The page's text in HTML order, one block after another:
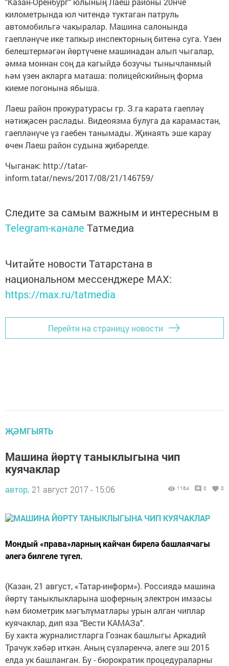
километрында юл читендә туктаган патруль
автомобильгә чакыралар. Машина салонында
гаепләнүче ике тапкыр инспекторның битенә суга. Үзен
белештермәгән йөртүчене машинадан алып чыгалар,
әмма моннан соң да кагыйдә бозучы тынычланмый
һәм үзен акларга маташа: полицейскийның форма
киеме погонына ябыша.
Лаеш район прокуратурасы гр. З.га карата гаепләү
нәтиҗәсен раслады. Видеоязма булуга да карамастан,
гаепләнүче үз гаебен танымады. Җинаять эше карау
өчен Лаеш район судына җибәрелде.
Чыганак: http://tatar-
inform.tatar/news/2017/08/21/146759/
Следите за самым важным и интересным в
Telegram-канале Татмедиа
Читайте новости Татарстана в
национальном мессенджере MАХ:
https://max.ru/tatmedia
Перейти на страницу новости
ҖӘМГЫЯТЬ
Машина йөртү таныклыгына чип
куячаклар
автор, 21 август 2017 - 15:06 1164 0 0
Мондый «права»ларның кайчан бирелә башлаячагы
әлегә билгеле түгел.
(Казан, 21 август, «Татар-информ»). Россиядә машина
йөртү таныклыкларына шоферның электрон имзасы
һәм биометрик мәгълүматлары урын алган чиплар
куячаклар, дип яза "Вести КАМАЗа".
Бу хакта журналистларга Гознак башлыгы Аркадий
Трачук хәбәр иткән. Аның сүзләренчә, әлеге эш 2015
елда ук башланган. Бу - бюрократик процедураларны